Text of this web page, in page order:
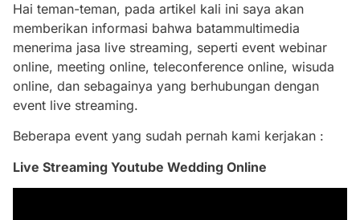
Hai teman-teman, pada artikel kali ini saya akan
memberikan informasi bahwa batammultimedia
menerima jasa live streaming, seperti event webinar
online, meeting online, teleconference online, wisuda
online, dan sebagainya yang berhubungan dengan
event live streaming.
Beberapa event yang sudah pernah kami kerjakan :
Live Streaming Youtube Wedding Online